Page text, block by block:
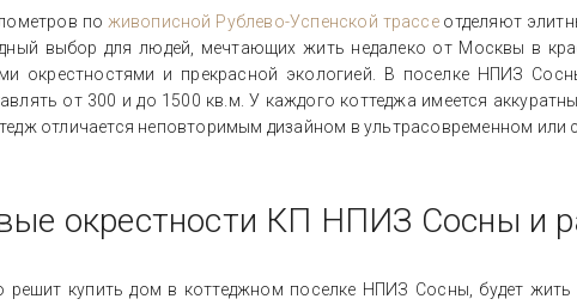
по живописной Рублево-Успенской трассеотделяют
выбор для людей, мечтающих жить недалеко от Москвы в
окрестностями и прекрасной экологией. В поселке НПИЗ
от 300 и до 1500 кв.м. У каждого коттеджа имеется
отличается неповторимым дизайном в ультрасовременном или
окрестности КП НПИЗ Сосны и
решит купить дом в коттеджном поселке НПИЗ Сосны, будет